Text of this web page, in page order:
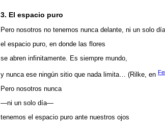
3. El espacio puro
Pero nosotros no tenemos nunca delante, ni un solo día,
el espacio puro, en donde las flores
se abren infinitamente. Es siempre mundo,
y nunca ese ningún sitio que nada limita… (Rilke, en
Pero nosotros nunca
—ni un solo día—
tenemos el espacio puro ante nuestros ojos